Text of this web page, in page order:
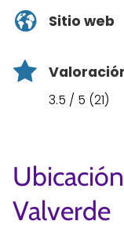
Sitio web
3.5 / 5 (21)
Valverde